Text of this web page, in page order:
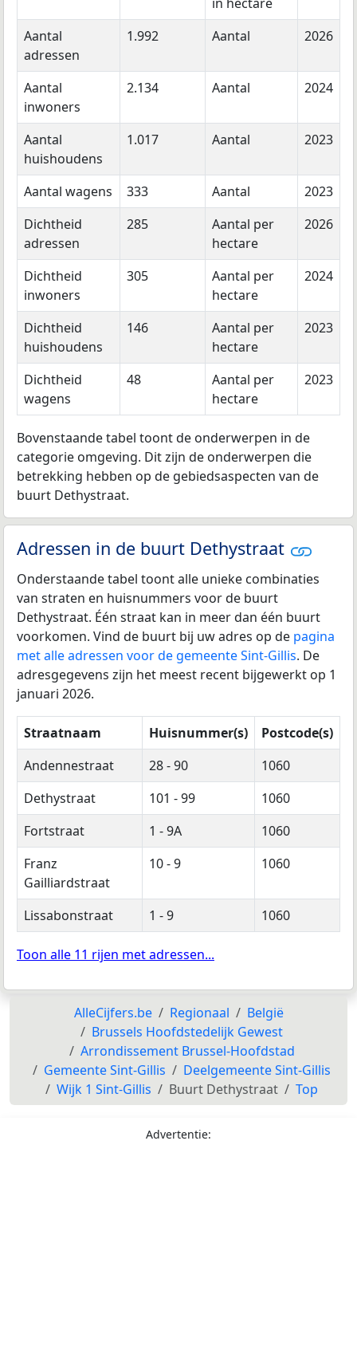
in hectare
Aantal
adressen
1.992 Aantal 2026
Aantal
inwoners
2.134 Aantal 2024
Aantal
huishoudens
1.017 Aantal 2023
Aantal wagens 333 Aantal
2023
Dichtheid
adressen
285
Aantal per
hectare
2026
Dichtheid
inwoners
305
Aantal per
hectare
2024
Dichtheid
huishoudens
146
Aantal per
hectare
2023
Dichtheid
wagens
48
Aantal per
hectare
2023
Bovenstaande tabel toont de onderwerpen in de
categorie omgeving. Dit zijn de onderwerpen die
betrekking hebben op de gebiedsaspecten van de
buurt Dethystraat.
Adressen in de buurt Dethystraat
Onderstaande tabel toont alle unieke combinaties
van straten en huisnummers voor de buurt
Dethystraat. Één straat kan in meer dan één buurt
voorkomen. Vind de buurt bij uw adres op de pagina
met alle adressen voor de gemeente Sint-Gillis. De
adresgegevens zijn het meest recent bijgewerkt op 1
januari 2026.
Straatnaam Huisnummer(s)
Postcode(s)
Andennestraat
28 - 90
1060
Dethystraat
101 - 99
1060
Fortstraat
1 - 9A
1060
Franz
Gailliardstraat
10 - 9 1060
Lissabonstraat 1 - 9 1060
Toon alle 11 rijen met adressen...
AlleCijfers.be Regionaal
België
Brussels Hoofdstedelijk Gewest
Arrondissement Brussel-Hoofdstad
Gemeente Sint-Gillis
Deelgemeente Sint-Gillis
Wijk 1 Sint-Gillis
Buurt Dethystraat Top
Advertentie: